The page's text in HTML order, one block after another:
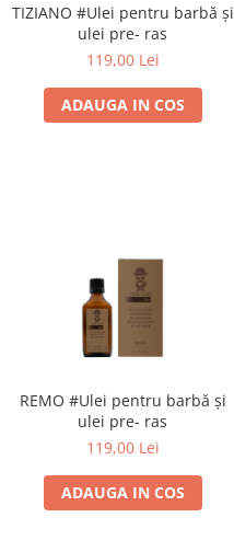
TIZIANO #Ulei pentru barbă și
ulei pre- ras
119,00 Lei
ADAUGA IN COS
REMO #Ulei pentru barbă și
ulei pre- ras
119,00 Lei
ADAUGA IN COS